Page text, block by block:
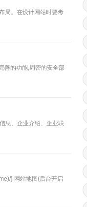
局。在设计网站时要考
善的功能,周密的安全部
息、企业介绍、企业联
} 网站地图(后台开启